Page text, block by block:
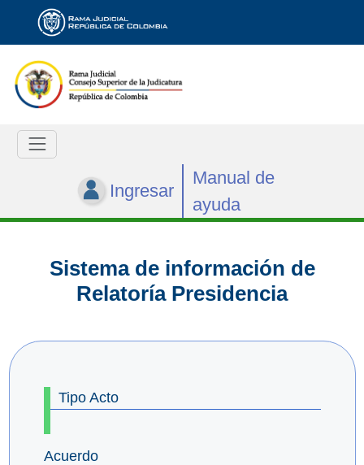
Ingresar
Manual de
ayuda
Sistema de información de
Relatoría Presidencia
Tipo Acto
Acuerdo